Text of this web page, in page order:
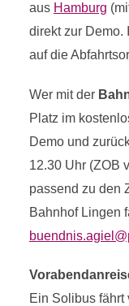
aus Hamburg
direkt zur Demo.
auf die
Wer mit der
Platz im
Demo und
12.30 Uhr (ZOB
passend zu den
Bahnhof Lingen
Ein Solibus fährt